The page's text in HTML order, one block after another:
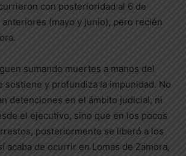
con posterioridad al 6 de
(mayo y junio), pero recién
sumando muertes a manos del
sostiene y profundiza la impunidad. No
detenciones en el ámbito judicial, ni
el ejecutivo, sino que en los pocos
posteriormente se liberó a los
acaba de ocurrir en Lomas de Zamora,